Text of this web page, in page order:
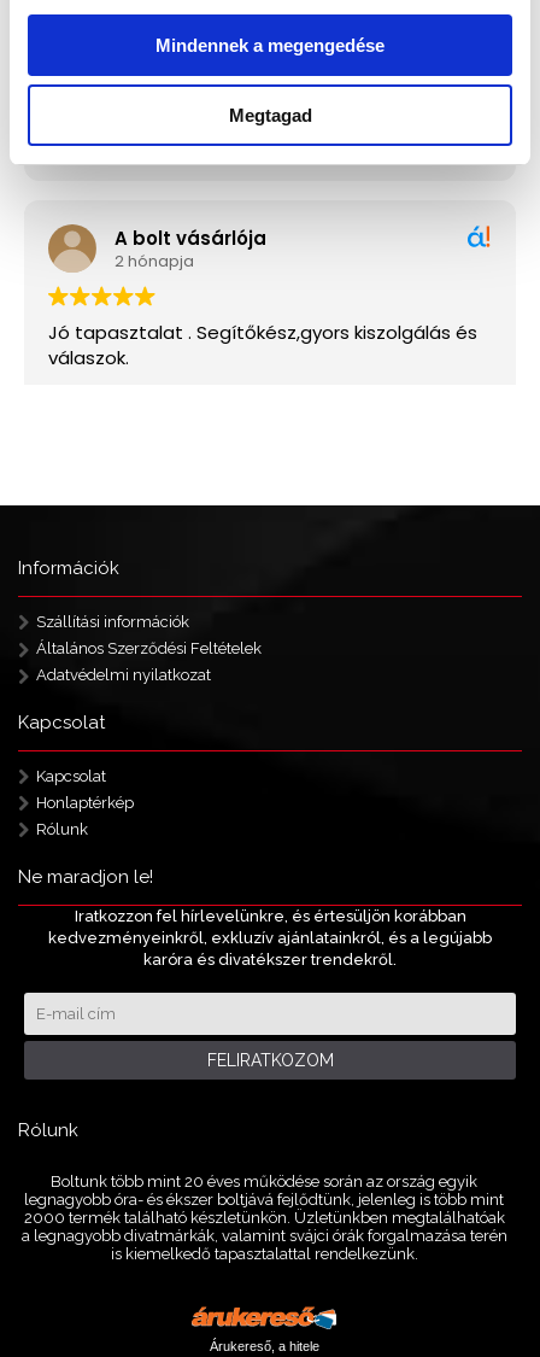
Mindennek a megengedése
Megtagad
Információk
Szállítási információk
Általános Szerződési Feltételek
Adatvédelmi nyilatkozat
Kapcsolat
Kapcsolat
Honlaptérkép
Rólunk
Ne maradjon le!
Iratkozzon fel hírlevelünkre, és értesüljön korábban
kedvezményeinkről, exkluzív ajánlatainkról, és a legújabb
karóra és divatékszer trendekről.
FELIRATKOZOM
Rólunk
Boltunk több mint 20 éves működése során az ország egyik
legnagyobb óra- és ékszer boltjává fejlődtünk, jelenleg is több mint
2000 termék található készletünkön. Üzletünkben megtalálhatóak
a legnagyobb divatmárkák, valamint svájci órák forgalmazása terén
is kiemelkedő tapasztalattal rendelkezünk.
Árukereső, a hitele